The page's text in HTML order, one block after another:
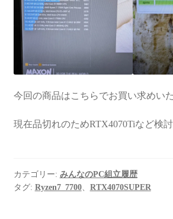
今回の商品はこちらでお買い求めい
現在品切れのためRTX4070Tiなど検討
カテゴリー: みんなのPC組立履歴
タグ: Ryzen7_7700、 RTX4070SUPER